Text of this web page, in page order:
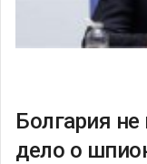
Болгария
дело о